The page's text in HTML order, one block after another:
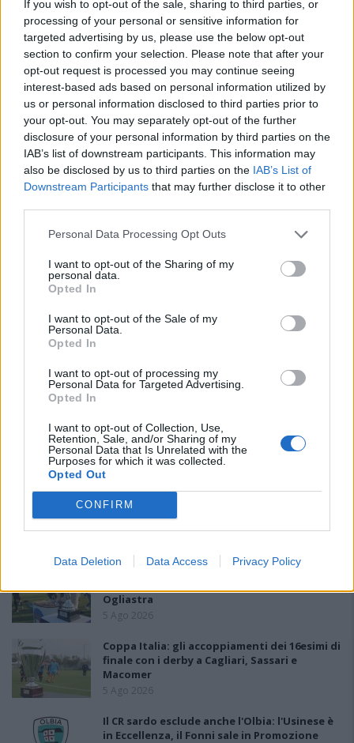
If you wish to opt-out of the sale, sharing to third parties, or
processing of your personal or sensitive information for
targeted advertising by us, please use the below opt-out
section to confirm your selection. Please note that after your
opt-out request is processed you may continue seeing
interest-based ads based on personal information utilized by
us or personal information disclosed to third parties prior to
your opt-out. You may separately opt-out of the further
disclosure of your personal information by third parties on the
IAB’s list of downstream participants. This information may
also be disclosed by us to third parties on the IAB’s List of
Downstream Participants that may further disclose it to other
Personal Data Processing Opt Outs
I want to opt-out of the Sharing of my
personal data.
Opted In
I want to opt-out of the Sale of my
Personal Data.
Opted In
I want to opt-out of processing my
Personal Data for Targeted Advertising.
Opted In
I want to opt-out of Collection, Use,
Retention, Sale, and/or Sharing of my
Personal Data that Is Unrelated with the
Purposes for which it was collected.
Opted Out
CONFIRM
Data Deletion Data Access Privacy Policy
PIÙ LETTI OGGI
Il Buddusò in mani sicure con Mario Fadda, il
Monte Alma riparte da Ivano Falchi
5 Ago 2026
Anche il Fasano out e le ammissioni salgono
a sei, l'Ilva è la prima società tra le non
ripescate
Coppa Italia: gli accoppiamenti degli ottavi
Ogliastra
5 Ago 2026
Coppa Italia: gli accoppiamenti dei 16esimi di
finale con i derby a Cagliari, Sassari e
Macomer
5 Ago 2026
Il CR sardo esclude anche l'Olbia: l'Usinese è
in Eccellenza, il Fonni sale in Promozione